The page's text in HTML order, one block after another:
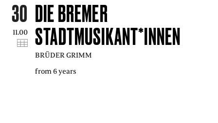
30
11.00
DIE BREMER
STADTMUSIKANT*INNEN
BRÜDER GRIMM
from 6 years